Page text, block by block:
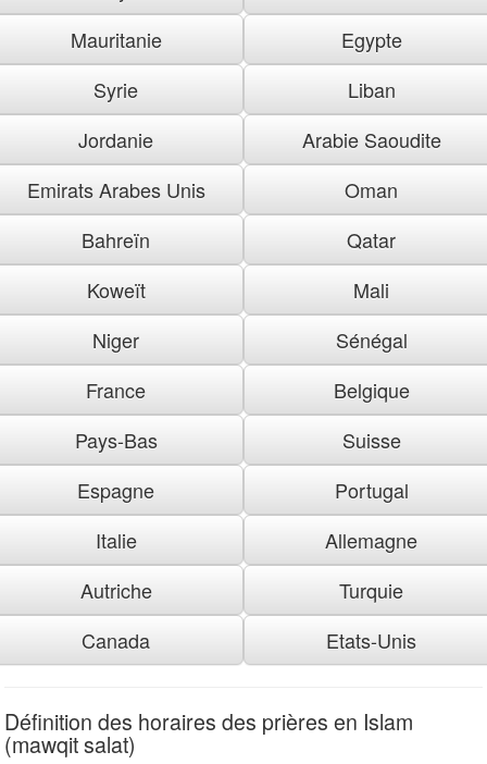
Mauritanie
Egypte
Syrie
Liban
Jordanie
Arabie Saoudite
Emirats Arabes Unis
Oman
Bahreïn
Qatar
Koweït
Mali
Niger
Sénégal
France
Belgique
Pays-Bas
Suisse
Espagne
Portugal
Italie
Allemagne
Autriche
Turquie
Canada
Etats-Unis
Définition des horaires des prières en Islam
(mawqit salat)